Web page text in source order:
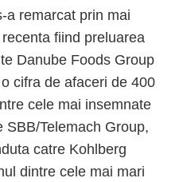
a remarcat prin mai
fiind preluarea
Danube Foods Group
cifra de afaceri de 400
cele mai insemnate
SBB/Telemach Group,
catre Kohlberg
dintre cele mai mari